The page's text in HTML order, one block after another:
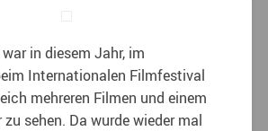
in diesem Jahr, im
Internationalen Filmfestival
mehreren Filmen und einem
zu sehen. Da wurde wieder mal